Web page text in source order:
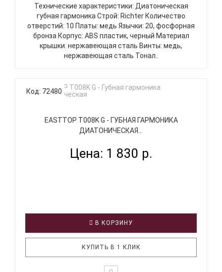
Технические характеристики: Диатоническая
губная гармоника Строй: Richter Количество
отверстий: 10 Платы: медь Язычки: 20, фосфорная
бронза Корпус: ABS пластик, черный Материал
крышки: нержавеющая сталь Винты: медь,
нержавеющая сталь Тонал..
Код: 72480
EASTTOP T008K G - ГУБНАЯ ГАРМОНИКА
ДИАТОНИЧЕСКАЯ...
Цена: 1 830 р.
В КОРЗИНУ
КУПИТЬ В 1 КЛИК